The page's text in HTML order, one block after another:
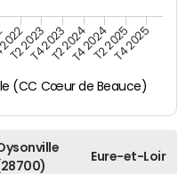
(CC Cœur de Beauce)
T2 2023T4 2023T2 2024T4 2024T2 2025T4 2025
Eure-et-Loir